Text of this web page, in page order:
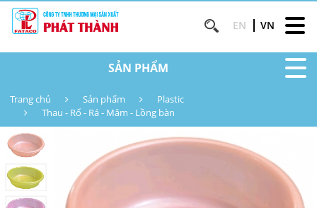
EN VN
SẢN PHẨM
Trang chủ Sản phẩm
Plastic
Thau - Rổ - Rá - Mâm - Lồng bàn